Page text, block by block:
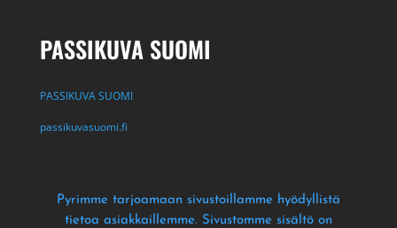
PASSIKUVA SUOMI
PASSIKUVA SUOMI
passikuvasuomi.fi
Pyrimme tarjoamaan sivustoillamme hyödyllistä
tietoa asiakkaillemme. Sivustomme sisältö on